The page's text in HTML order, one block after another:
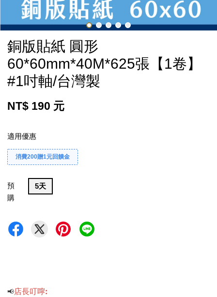
銅版貼紙 圓形
60*60mm*40M*625張【1卷】
#1吋軸/台灣製
NT$ 190 元
適用優惠
消費200贈1元回饋金
預
購
5天
📢店長叮嚀: